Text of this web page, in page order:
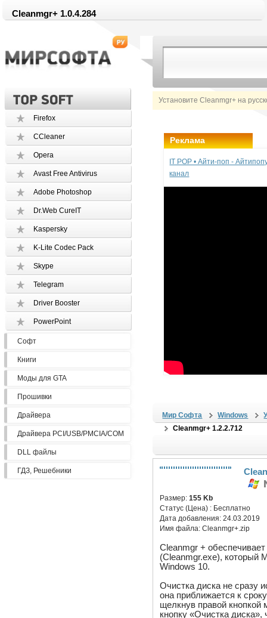
Cleanmgr+ 1.0.4.284
Установите Cleanmgr+ на
Firefox
CCleaner
Opera
Avast Free Antivirus
Adobe Photoshop
Dr.Web CureIT
Kaspersky
K-Lite Codec Pack
Skype
Telegram
Driver Booster
PowerPoint
Софт
Книги
Моды для GTA
Прошивки
Драйвера
Драйвера PCI/USB/PMCIA/COM
DLL файлы
ГДЗ, Решебники
Реклама
IT POP • Айти-поп -
канал
Мир Софта Windows
Cleanmgr+ 1.2.2.712
Размер:155 Kb
Статус (Цена) : Бесплатно
Дата добавления:24.03.2019
Имя файла:Cleanmgr+.zip
Cleanmgr +
(Cleanmgr.exe), который
Windows 10.
Очистка диска не сразу
она приближается к
щелкнув правой
кнопку «Очистка